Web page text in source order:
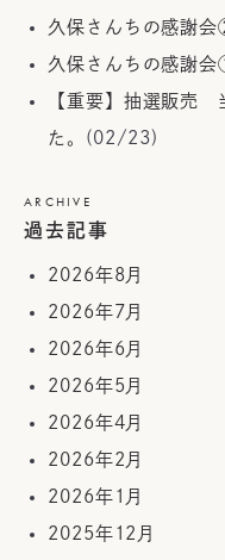
久保さんちの感謝
久保さんちの感謝
【重要】抽選販売
た。 (02/23)
ARCHIVE
過去記事
2026年8月
2026年7月
2026年6月
2026年5月
2026年4月
2026年2月
2026年1月
2025年12月